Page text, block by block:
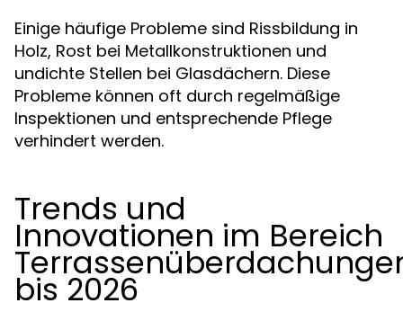
Einige häufige Probleme sind Rissbildung in
Holz, Rost bei Metallkonstruktionen und
undichte Stellen bei Glasdächern. Diese
Probleme können oft durch regelmäßige
Inspektionen und entsprechende Pflege
verhindert werden.
Trends und
Innovationen im Bereich
bis 2026